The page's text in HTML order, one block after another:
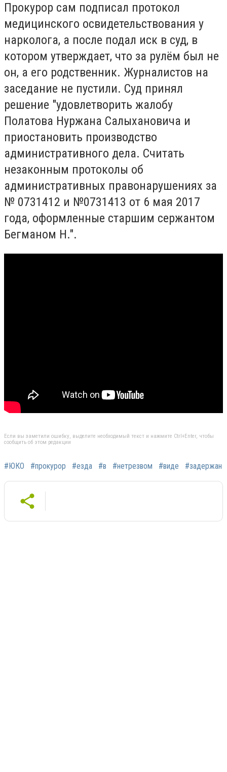
Прокурор сам подписал протокол
медицинского освидетельствования у
нарколога, а после подал иск в суд, в
котором утверждает, что за рулём был не
он, а его родственник. Журналистов на
заседание не пустили. Суд принял
решение "удовлетворить жалобу
Полатова Нуржана Салыхановича и
приостановить производство
административного дела. Считать
незаконным протоколы об
административных правонарушениях за
№ 0731412 и №0731413 от 6 мая 2017
года, оформленные старшим сержантом
Бегманом Н.".
Если вы заметили ошибку, выделите необходимый текст и нажмите Ctrl+Enter, чтобы
сообщить об этом редакции
#ЮКО #прокурор #езда #в #нетрезвом #виде #задержан